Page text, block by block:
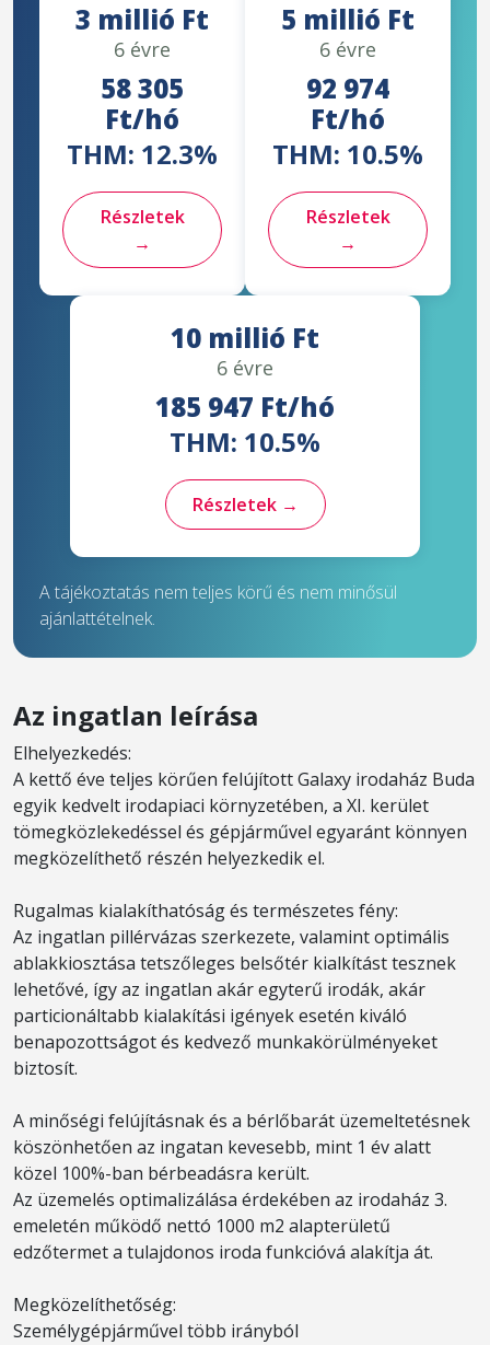
3 millió Ft
6 évre
58 305
Ft/hó
THM: 12.3%
Részletek
→
5 millió Ft
6 évre
92 974
Ft/hó
THM: 10.5%
Részletek
→
10 millió Ft
6 évre
185 947 Ft/hó
THM: 10.5%
Részletek →
A tájékoztatás nem teljes körű és nem minősül
ajánlattételnek.
Az ingatlan leírása
Elhelyezkedés:
A kettő éve teljes körűen felújított Galaxy irodaház Buda
egyik kedvelt irodapiaci környzetében, a XI. kerület
tömegközlekedéssel és gépjárművel egyaránt könnyen
megközelíthető részén helyezkedik el.
Rugalmas kialakíthatóság és természetes fény:
Az ingatlan pillérvázas szerkezete, valamint optimális
ablakkiosztása tetszőleges belsőtér kialkítást tesznek
lehetővé, így az ingatlan akár egyterű irodák, akár
particionáltabb kialakítási igények esetén kiváló
benapozottságot és kedvező munkakörülményeket
biztosít.
A minőségi felújításnak és a bérlőbarát üzemeltetésnek
köszönhetően az ingatan kevesebb, mint 1 év alatt
közel 100%-ban bérbeadásra került.
Az üzemelés optimalizálása érdekében az irodaház 3.
emeletén működő nettó 1000 m2 alapterületű
edzőtermet a tulajdonos iroda funkcióvá alakítja át.
Megközelíthetőség:
Személygépjárművel több irányból